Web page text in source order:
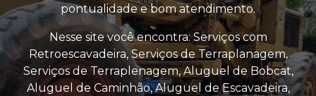
pontualidade e bom atendimento.
Nesse site você encontra: Serviços com
Retroescavadeira, Serviços de Terraplanagem,
Serviços de Terraplenagem, Aluguel de Bobcat,
Aluguel de Caminhão, Aluguel de Escavadeira,